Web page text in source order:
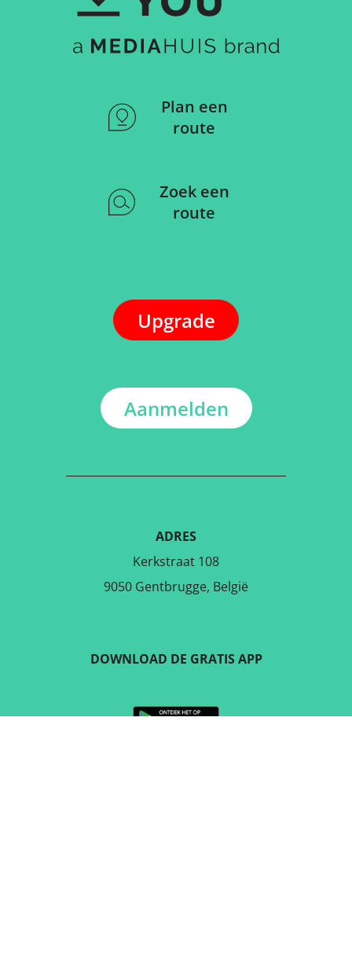
Plan een
route
Zoek een
route
Upgrade
Aanmelden
ADRES
Kerkstraat 108
9050 Gentbrugge, België
DOWNLOAD DE GRATIS APP